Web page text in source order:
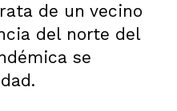
de un vecino
del norte del
se